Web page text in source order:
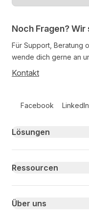
Noch Fragen?
Für Support, Beratung
wende dich gerne an
Kontakt
Facebook LinkedIn
Primary footer
Lösungen
Ressourcen
Über uns